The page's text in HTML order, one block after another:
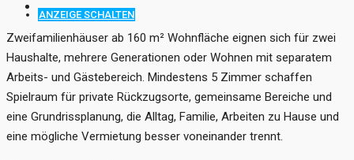
ANZEIGE SCHALTEN
Zweifamilienhäuser ab 160 m² Wohnfläche eignen sich für zwei
Haushalte, mehrere Generationen oder Wohnen mit separatem
Arbeits- und Gästebereich. Mindestens 5 Zimmer schaffen
Spielraum für private Rückzugsorte, gemeinsame Bereiche und
eine Grundrissplanung, die Alltag, Familie, Arbeiten zu Hause und
eine mögliche Vermietung besser voneinander trennt.